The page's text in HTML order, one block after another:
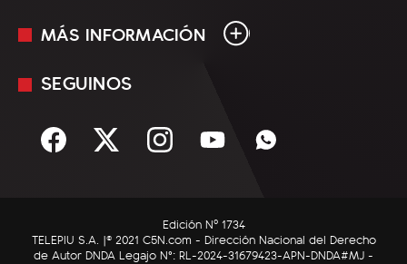
En Vivo
Sociedad
C5N Autos
MÁS INFORMACIÓN
Mediakit
Términos y condiciones
SEGUINOS
Edición Nº 1734
TELEPIU S.A. |© 2021 C5N.com - Dirección Nacional del Derecho
de Autor DNDA Legajo N°: RL-2024-31679423-APN-DNDA#MJ -